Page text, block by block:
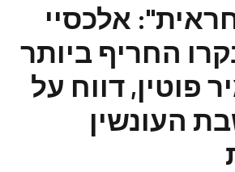
אלכסיי
החריף ביותר
פוטין, דווח על
העונשין